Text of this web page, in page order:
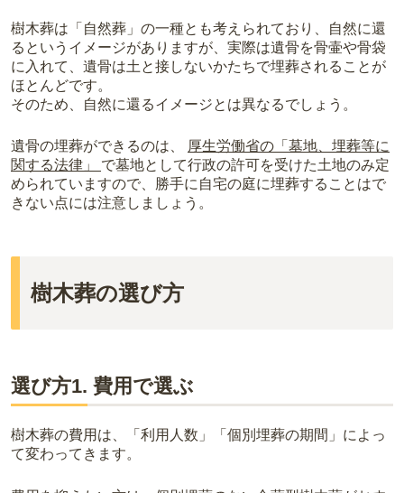
樹木葬は「自然葬」の一種とも考えられており、自然に還
るというイメージがありますが、実際は遺骨を骨壷や骨袋
に入れて、遺骨は土と接しないかたちで埋葬されることが
ほとんどです。
そのため、自然に還るイメージとは異なるでしょう。
遺骨の埋葬ができるのは、 厚生労働省の「墓地、埋葬等に
関する法律」 で墓地として行政の許可を受けた土地のみ定
められていますので、勝手に自宅の庭に埋葬することはで
きない点には注意しましょう。
樹木葬の選び方
選び方1. 費用で選ぶ
樹木葬の費用は、「利用人数」「個別埋葬の期間」によっ
て変わってきます。